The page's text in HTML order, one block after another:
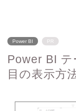
Power BI PR
Power BI
目の表示方